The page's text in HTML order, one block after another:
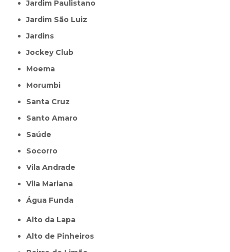
Jardim Paulistano
Jardim São Luiz
Jardins
Jockey Club
Moema
Morumbi
Santa Cruz
Santo Amaro
Saúde
Socorro
Vila Andrade
Vila Mariana
Água Funda
Alto da Lapa
Alto de Pinheiros